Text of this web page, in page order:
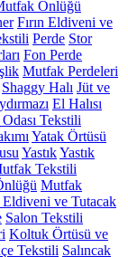
Önlüğü
Fırın Eldiveni ve
Perde Stor
Fon Perde
Mutfak Perdeleri
Shaggy Halı Jüt ve
El Halısı
Tekstili
Yatak Örtüsü
YastıkYastık
Tekstili
Mutfak
Eldiveni ve Tutacak
Salon Tekstili
Koltuk Örtüsü ve
Tekstili Salıncak